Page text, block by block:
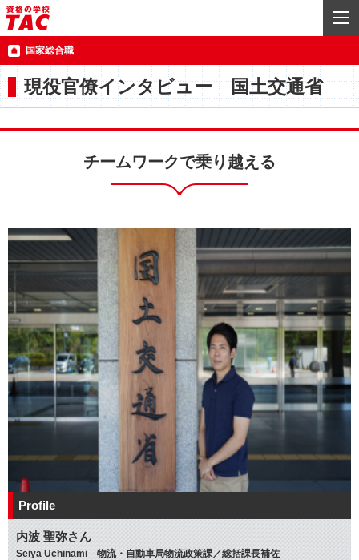
国家総合職
現役官僚インタビュー 国土交通省
チームワークで乗り越える
Profile
内波 聖弥さん
Seiya Uchinami 物流・自動車局物流政策課／総括課長補佐